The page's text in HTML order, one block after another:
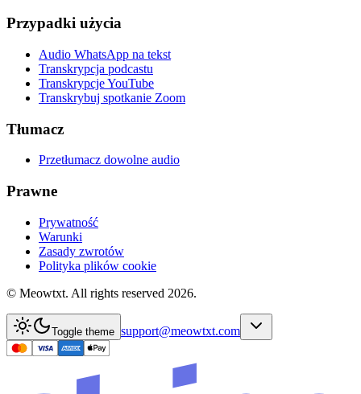
Przypadki użycia
Audio WhatsApp na tekst
Transkrypcja podcastu
Transkrypcje YouTube
Transkrybuj spotkanie Zoom
Tłumacz
Przetłumacz dowolne audio
Prawne
Prywatność
Warunki
Zasady zwrotów
Polityka plików cookie
© Meowtxt. All rights reserved 2026.
Toggle theme support@meowtxt.com